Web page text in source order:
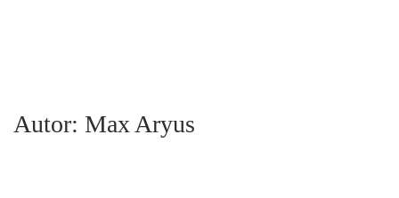
Autor: Max Aryus